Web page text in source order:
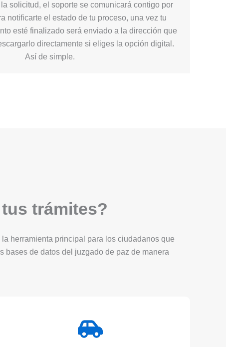
solicitud, el soporte se comunicará contigo por
notificarte el estado de tu proceso, una vez tu
esté finalizado será enviado a la dirección que
directamente si eliges la opción digital.
Así de simple.
trámites?
herramienta principal para los ciudadanos que
bases de datos del juzgado de paz de manera